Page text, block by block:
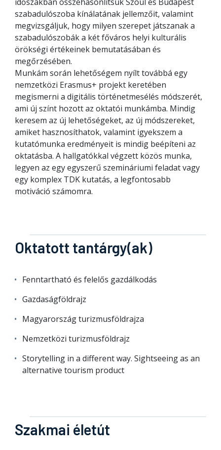
szabadulószoba kínálatának jellemzőit, valamint
megvizsgáljuk, hogy milyen szerepet játszanak a
szabadulószobák a két főváros helyi kulturális
örökségi értékeinek bemutatásában és
megőrzésében.
Munkám során lehetőségem nyílt továbbá egy
nemzetközi Erasmus+ projekt keretében
megismerni a digitális történetmesélés módszerét,
ami új színt hozott az oktatói munkámba. Mindig
keresem az új lehetőségeket, az új módszereket,
amiket hasznosíthatok, valamint igyekszem a
kutatómunka eredményeit is mindig beépíteni az
oktatásba. A hallgatókkal végzett közös munka,
legyen az egy egyszerű szemináriumi feladat vagy
egy komplex TDK kutatás, a legfontosabb
motiváció számomra.
Oktatott tantárgy(ak)
Fenntartható és felelős gazdálkodás
Gazdaságföldrajz
Magyarország turizmusföldrajza
Nemzetközi turizmusföldrajz
Storytelling in a different way. Sightseeing as an
alternative tourism product
Szakmai életút